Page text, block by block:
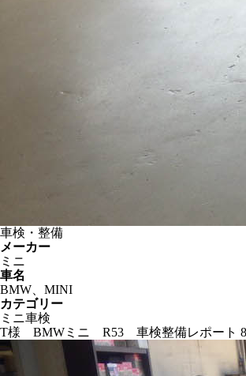
車検・整備
メーカー
ミニ
車名
BMW、MINI
カテゴリー
ミニ車検
T様 BMWミニ R53 車検整備レポート